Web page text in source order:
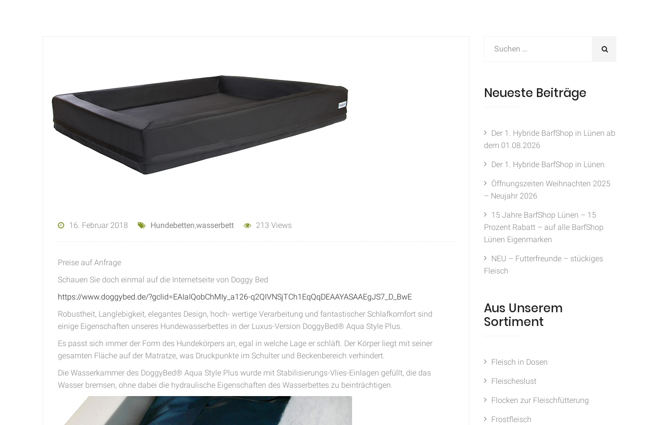
16. Februar 2018 Hundebetten,wasserbett 213 Views
Preise auf Anfrage
Schauen Sie doch einmal auf die Internetseite von Doggy Bed
https://www.doggybed.de/?gclid=EAIaIQobChMIy_a126-q2QIVNSjTCh1EqQqDEAAYASAAEgJS7_D_BwE
Robustheit, Langlebigkeit, elegantes Design, hoch- wertige Verarbeitung und fantastischer Schlafkomfort sind
einige Eigenschaften unseres Hundewasserbettes in der Luxus-Version DoggyBed® Aqua Style Plus.
Es passt sich immer der Form des Hundekörpers an, egal in welche Lage er schläft. Der Körper liegt mit seiner
gesamten Fläche auf der Matratze, was Druckpunkte im Schulter und Beckenbereich verhindert.
Die Wasserkammer des DoggyBed® Aqua Style Plus wurde mit Stabilisierungs-Vlies-Einlagen gefüllt, die das
Wasser bremsen, ohne dabei die hydraulische Eigenschaften des Wasserbettes zu beinträchtigen.
Neueste Beiträge
Der 1. Hybride BarfShop in Lünen ab
dem 01.08.2026
Der 1. Hybride BarfShop in Lünen
Öffnungszeiten Weihnachten 2025
– Neujahr 2026
15 Jahre BarfShop Lünen – 15
Prozent Rabatt – auf alle BarfShop
Lünen Eigenmarken
NEU – Futterfreunde – stückiges
Fleisch
Aus Unserem
Sortiment
Fleisch in Dosen
Fleischeslust
Flocken zur Fleischfütterung
Frostfleisch